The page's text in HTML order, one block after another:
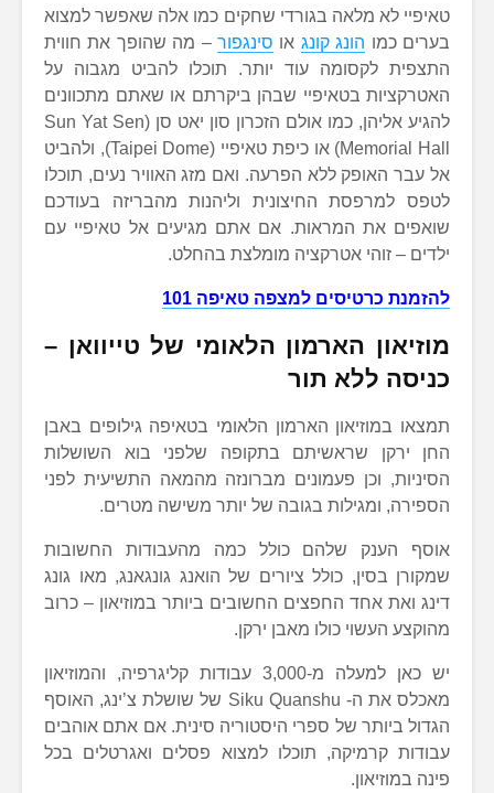
טאיפיי לא מלאה בגורדי שחקים כמו אלה שאפשר למצוא
בערים כמו הונג קונג או סינגפור – מה שהופך את חווית
התצפית לקסומה עוד יותר. תוכלו להביט מגבוה על
האטרקציות בטאיפיי שבהן ביקרתם או שאתם מתכוונים
להגיע אליהן, כמו אולם הזכרון סון יאט סן (Sun Yat Sen
Memorial Hall) או כיפת טאיפיי (Taipei Dome), ולהביט
אל עבר האופק ללא הפרעה. ואם מזג האוויר נעים, תוכלו
לטפס למרפסת החיצונית וליהנות מהבריזה בעודכם
שואפים את המראות. אם אתם מגיעים אל טאיפיי עם
ילדים – זוהי אטרקציה מומלצת בהחלט.
להזמנת כרטיסים למצפה טאיפה 101
מוזיאון הארמון הלאומי של טייוואן –
כניסה ללא תור
תמצאו במוזיאון הארמון הלאומי בטאיפה גילופים באבן
החן ירקן שראשיתם בתקופה שלפני בוא השושלות
הסיניות, וכן פעמונים מברונזה מהמאה התשיעית לפני
הספירה, ומגילות בגובה של יותר משישה מטרים.
אוסף הענק שלהם כולל כמה מהעבודות החשובות
שמקורן בסין, כולל ציורים של הואנג גונגאנג, מאו גונג
דינג ואת אחד החפצים החשובים ביותר במוזיאון – כרוב
מהוקצע העשוי כולו מאבן ירקן.
יש כאן למעלה מ-3,000 עבודות קליגרפיה, והמוזיאון
מאכלס את ה- Siku Quanshu של שושלת צ’ינג, האוסף
הגדול ביותר של ספרי היסטוריה סינית. אם אתם אוהבים
עבודות קרמיקה, תוכלו למצוא פסלים ואגרטלים בכל
פינה במוזיאון.